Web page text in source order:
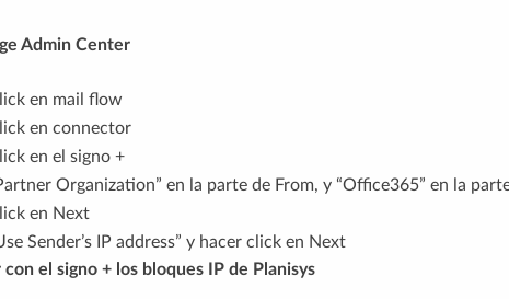
Admin Center
en mail flow
en connector
en el signo +
Organization” en la parte de From, y “Office365” en la
en Next
Sender’s IP address” y hacer click en Next
con el signo + los bloques IP de Planisys